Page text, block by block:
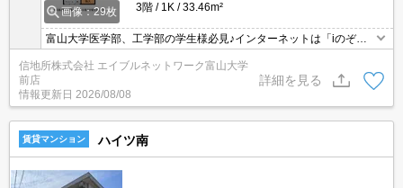
画像：29枚
3階
1K 33.46m²
富山大学医学部、工学部の学生様必見♪インターネットは「iのぞみ
ネット」月額1000円でご利用いただけます♪ オール電化（電気温
水器 IH２口コンロ）、独立洗面台 ２か所収納。広めのサンルー
ムが人気です。共用部には防犯カメラ、宅配ボックス、ゴミステー
ションあり。駐車場（別契約）には融雪装置があるので雪の日も安
心できます
信地所株式会社 エイブルネットワーク富山大学
前店
情報更新日 2026/08/08
詳細を見る
賃貸マンション ハイツ南